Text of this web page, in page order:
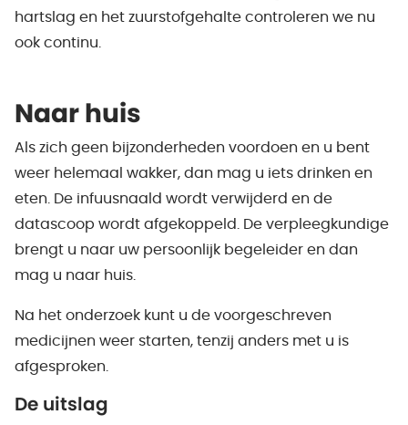
hartslag en het zuurstofgehalte controleren we nu
ook continu.
Naar huis
Als zich geen bijzonderheden voordoen en u bent
weer helemaal wakker, dan mag u iets drinken en
eten. De infuusnaald wordt verwijderd en de
datascoop wordt afgekoppeld. De verpleegkundige
brengt u naar uw persoonlijk begeleider en dan
mag u naar huis.
Na het onderzoek kunt u de voorgeschreven
medicijnen weer starten, tenzij anders met u is
afgesproken.
De uitslag